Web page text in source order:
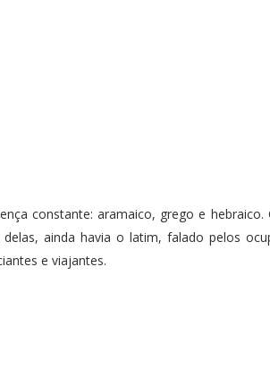
constante: aramaico, grego e hebraico.
ainda havia o latim, falado pelos
e viajantes.